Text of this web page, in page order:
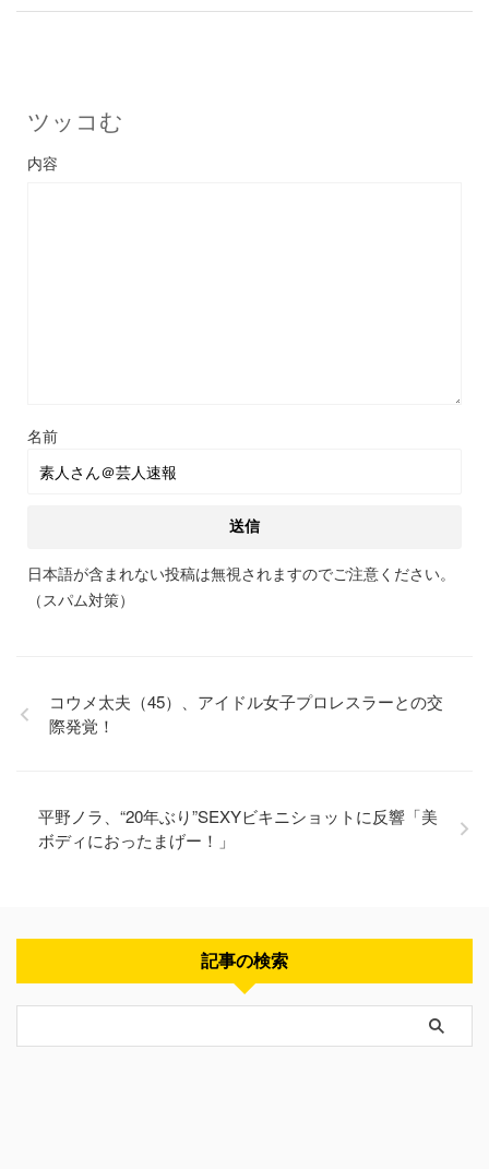
ツッコむ
名前
日本語が含まれない投稿は無視されますのでご注意ください。
（スパム対策）
コウメ太夫（45）、アイドル女子プロレスラーとの交
際発覚！
平野ノラ、“20年ぶり”SEXYビキニショットに反響「美
ボディにおったまげー！」
記事の検索